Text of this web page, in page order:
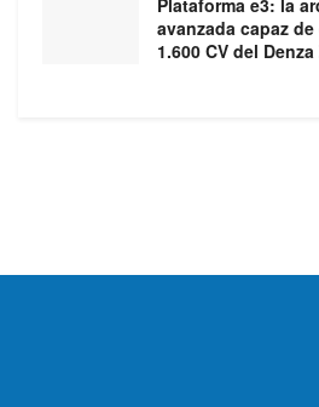
Plataforma e3: la
avanzada capaz
1.600 CV del Denza